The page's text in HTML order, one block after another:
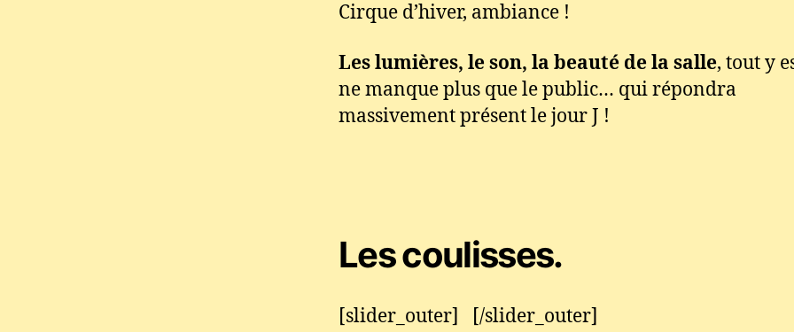
Cirque d’hiver, ambiance !
Les lumières, le son, la beauté de la salle, tout y
ne manque plus que le public… qui répondra
massivement présent le jour J !
Les coulisses.
[slider_outer] [/slider_outer]